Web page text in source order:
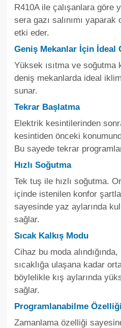
R410A ile çalışanlara göre
sera gazı salınımı
etki eder.
Geniş Mekanlar İçin İdeal
Yüksek ısıtma ve
deniş mekanlarda ideal
sunar.
Tekrar Başlatma
Elektrik kesintilerinden
kesintiden önceki
Bu sayede tekrar
Hızlı Soğutma
Tek tuş ile hızlı soğutma.
içinde istenilen konfor
sayesinde yaz aylarında
sağlar.
Sıcak Kalkış Modu
Cihaz bu moda
sıcaklığa ulaşana kadar
böylelikle kış aylarında
sağlar.
Programlanabilme Özelliği
Zamanlama özelliği